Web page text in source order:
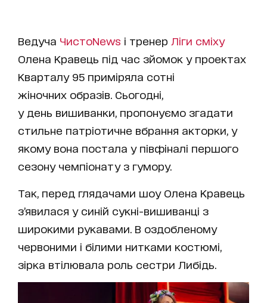
Ведуча ЧистоNews і тренер Ліги сміху
Олена Кравець під час зйомок у проектах
Кварталу 95 приміряла сотні
жіночних образів. Сьогодні,
у день вишиванки, пропонуємо згадати
стильне патріотичне вбрання акторки, у
якому вона постала у півфіналі першого
сезону чемпіонату з гумору.
Так, перед глядачами шоу Олена Кравець
з’явилася у синій сукні-вишиванці з
широкими рукавами. В оздобленому
червоними і білими нитками костюмі,
зірка втілювала роль сестри Либідь.